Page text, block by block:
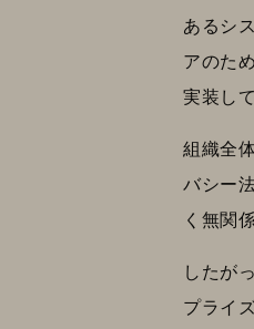
あるシ
アのた
実装し
組織全
バシー
く無関
したが
プライ